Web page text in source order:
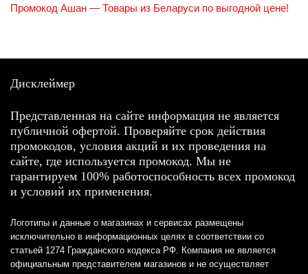
Промокод Ашан — Товары из Беларуси по выгодной цене!
Дисклеймер
Представленная на сайте информация не является
публичной офертой. Проверяйте срок действия
промокодов, условия акций и их проведения на
сайте, где используется промокод. Мы не
гарантируем 100% работоспособность всех промокод
и условий их применения.
Логотипы и данные о магазинах и сервисах размещены
исключительно в информационных целях в соответствии со
статьей 1274 Гражданского кодекса РФ. Компания не является
официальным представителем магазинов и не осуществляет